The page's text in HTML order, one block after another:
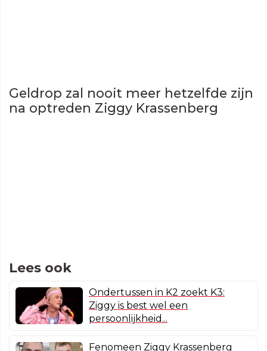
Geldrop zal nooit meer hetzelfde zijn
na optreden Ziggy Krassenberg
Lees ook
Ondertussen in K2 zoekt K3:
Ziggy is best wel een
persoonlijkheid...
Fenomeen Ziggy Krassenberg